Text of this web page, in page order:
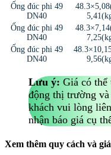
Ống đúc phi 49
DN40
Ống đúc phi 49
DN40
Ống đúc phi 49
DN40
Lưu ý: Giá có thể
động thị trường
khách vui lòng
nhận báo giá cụ
Xem thêm quy cách và